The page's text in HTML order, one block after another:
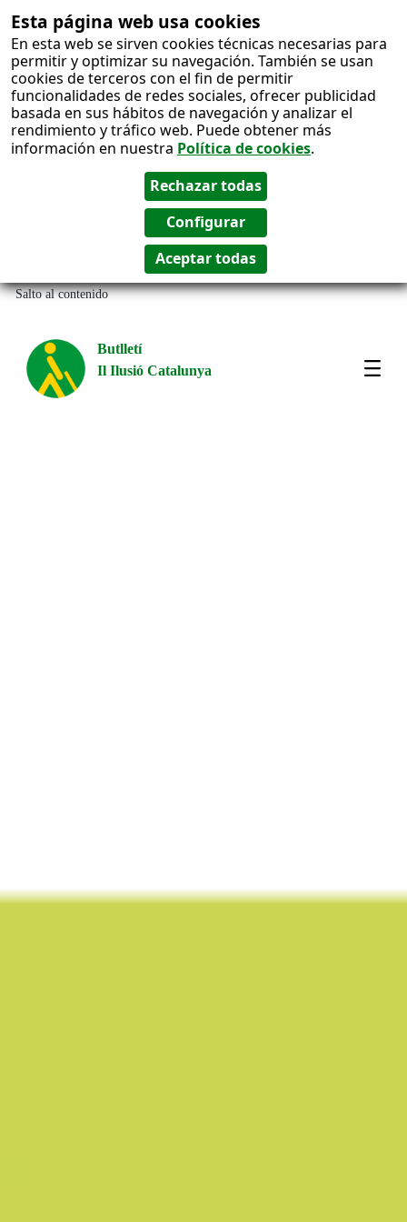
Esta página web usa cookies
En esta web se sirven cookies técnicas necesarias para
permitir y optimizar su navegación. También se usan
cookies de terceros con el fin de permitir
funcionalidades de redes sociales, ofrecer publicidad
basada en sus hábitos de navegación y analizar el
rendimiento y tráfico web. Puede obtener más
información en nuestra Política de cookies.
Salto al contenido
Butlletí
Il Ilusió Catalunya